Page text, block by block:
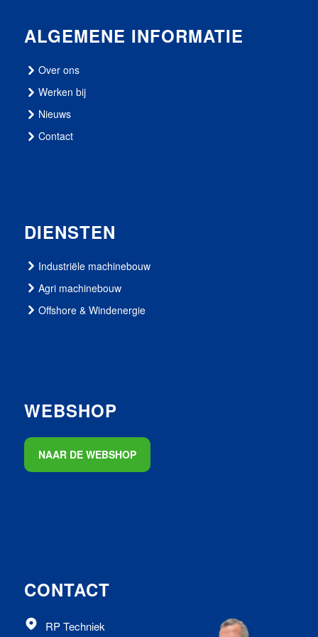
ALGEMENE INFORMATIE
Over ons
Werken bij
Nieuws
Contact
DIENSTEN
Industriële machinebouw
Agri machinebouw
Offshore & Windenergie
WEBSHOP
NAAR DE WEBSHOP
CONTACT
RP Techniek